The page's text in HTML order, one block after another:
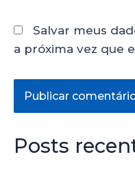
Salvar meus
a próxima vez que
Posts